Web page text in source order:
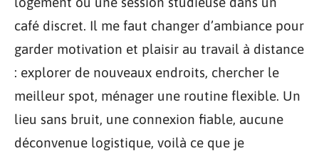
café discret. Il me faut changer d’ambiance pour
garder motivation et plaisir au travail à distance
: explorer de nouveaux endroits, chercher le
meilleur spot, ménager une routine flexible. Un
lieu sans bruit, une connexion fiable, aucune
déconvenue logistique, voilà ce que je